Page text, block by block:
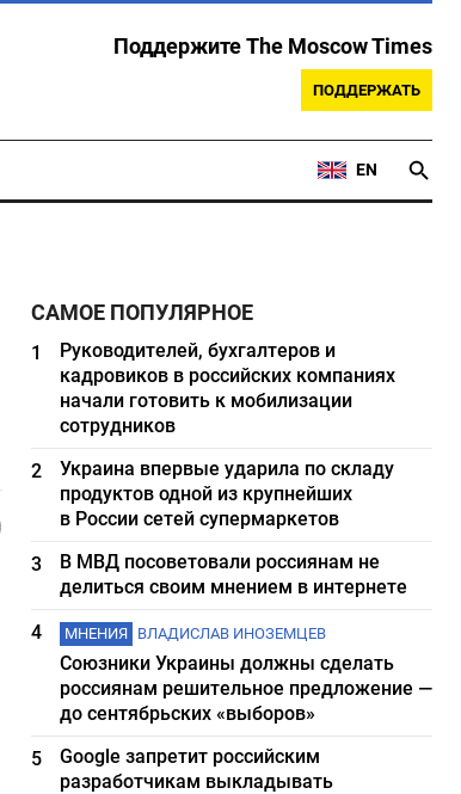
Поддержите The Moscow Times
ПОДДЕРЖАТЬ
EN
САМОЕ ПОПУЛЯРНОЕ
1
Руководителей, бухгалтеров и
кадровиков в российских компаниях
начали готовить к мобилизации
сотрудников
2
Украина впервые ударила по складу
продуктов одной из крупнейших
в России сетей супермаркетов
3
В МВД посоветовали россиянам не
делиться своим мнением в интернете
4
МНЕНИЯ ВЛАДИСЛАВ ИНОЗЕМЦЕВ
Союзники Украины должны сделать
россиянам решительное предложение —
до сентябрьских «выборов»
5
Google запретит российским
разработчикам выкладывать